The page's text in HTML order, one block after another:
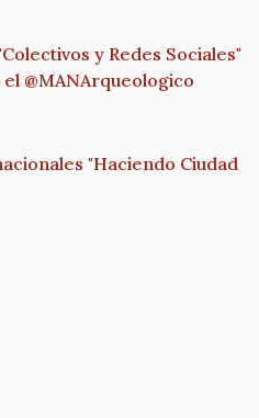
y Redes Sociales"
"Haciendo Ciudad